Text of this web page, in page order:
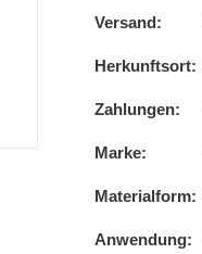
Versand:
Herkunftsort:
Zahlungen:
Marke:
Materialform:
Anwendung: